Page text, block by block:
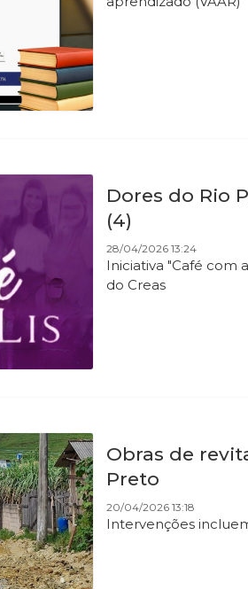
Dores do Rio
(4)
28/04/2026 13:24
Iniciativa "Café com
do Creas
Obras de
Preto
20/04/2026 13:18
Intervenções